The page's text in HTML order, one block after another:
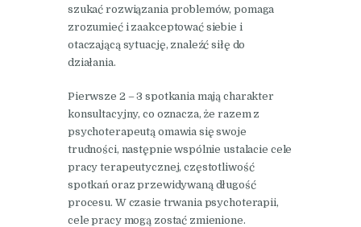
szukać rozwiązania problemów, pomaga
zrozumieć i zaakceptować siebie i
otaczającą sytuację, znaleźć siłę do
działania.
Pierwsze 2 – 3 spotkania mają charakter
konsultacyjny, co oznacza, że razem z
psychoterapeutą omawia się swoje
trudności, następnie wspólnie ustalacie cele
pracy terapeutycznej, częstotliwość
spotkań oraz przewidywaną długość
procesu. W czasie trwania psychoterapii,
cele pracy mogą zostać zmienione.